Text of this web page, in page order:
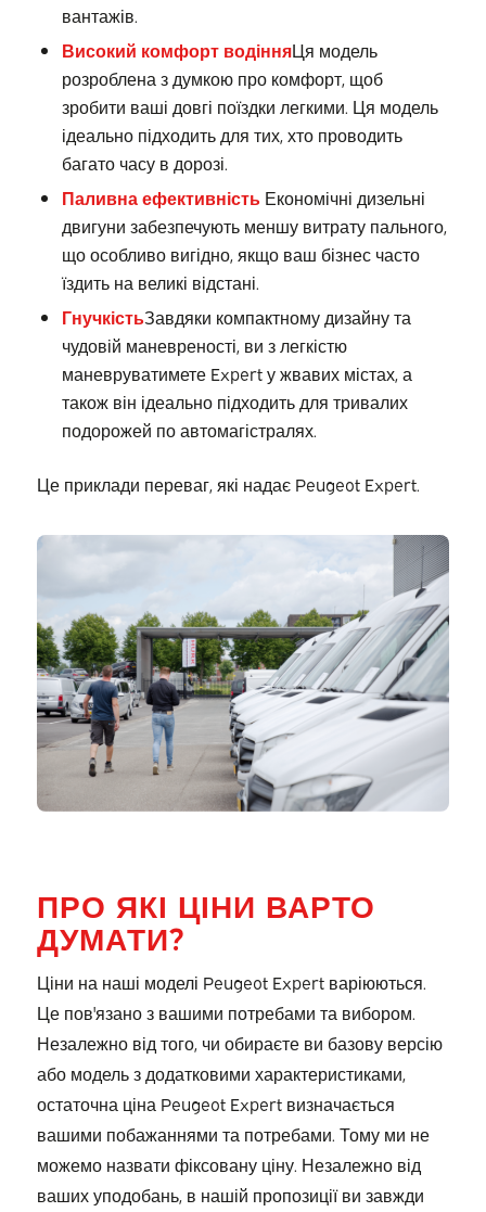
вантажів.
Високий комфорт водінняЦя модель
розроблена з думкою про комфорт, щоб
зробити ваші довгі поїздки легкими. Ця модель
ідеально підходить для тих, хто проводить
багато часу в дорозі.
Паливна ефективністьЕкономічні дизельні
двигуни забезпечують меншу витрату пального,
що особливо вигідно, якщо ваш бізнес часто
їздить на великі відстані.
ГнучкістьЗавдяки компактному дизайну та
чудовій маневреності, ви з легкістю
маневруватимете Expert у жвавих містах, а
також він ідеально підходить для тривалих
подорожей по автомагістралях.
Це приклади переваг, які надає Peugeot Expert.
ПРО ЯКІ ЦІНИ ВАРТО
ДУМАТИ?
Ціни на наші моделі Peugeot Expert варіюються.
Це пов'язано з вашими потребами та вибором.
Незалежно від того, чи обираєте ви базову версію
або модель з додатковими характеристиками,
остаточна ціна Peugeot Expert визначається
вашими побажаннями та потребами. Тому ми не
можемо назвати фіксовану ціну. Незалежно від
ваших уподобань, в нашій пропозиції ви завжди